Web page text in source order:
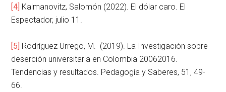
[4] Kalmanovitz, Salomón (2022). El dólar caro. El
Espectador, julio 11.
[5] Rodríguez Urrego, M. (2019). La Investigación sobre
deserción universitaria en Colombia 20062016.
Tendencias y resultados. Pedagogía y Saberes, 51, 49-
66.